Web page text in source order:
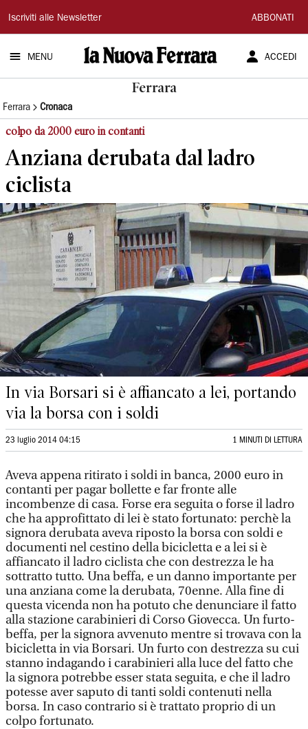
La
Nuova
Ferrara
Iscriviti alle Newsletter ABBONATI
MENU ACCEDI
Ferrara
Ferrara Cronaca
colpo da 2000 euro in contanti
Anziana derubata dal ladro
ciclista
In via Borsari si è affiancato a lei, portando
via la borsa con i soldi
23 luglio 2014 04:15 1 MINUTI DI LETTURA
Aveva appena ritirato i soldi in banca, 2000 euro in
contanti per pagar bollette e far fronte alle
incombenze di casa. Forse era seguita o forse il ladro
che ha approfittato di lei è stato fortunato: perchè la
signora derubata aveva riposto la borsa con soldi e
documenti nel cestino della bicicletta e a lei si è
affiancato il ladro ciclista che con destrezza le ha
sottratto tutto. Una beffa, e un danno importante per
una anziana come la derubata, 70enne. Alla fine di
questa vicenda non ha potuto che denunciare il fatto
alla stazione carabinieri di Corso Giovecca. Un furto-
beffa, per la signora avvenuto mentre si trovava con la
bicicletta in via Borsari. Un furto con destrezza su cui
stanno indagando i carabinieri alla luce del fatto che
la signora potrebbe esser stata seguita, e che il ladro
potesse aver saputo di tanti soldi contenuti nella
borsa. In caso contrario si è trattato proprio di un
colpo fortunato.